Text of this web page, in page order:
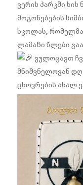
ვერის პარკში
მოგონებების
სკოლას,
ლამაზი წლები
ვულოცავთ
მნიშვნელოვან
ცხოვრების ახალ